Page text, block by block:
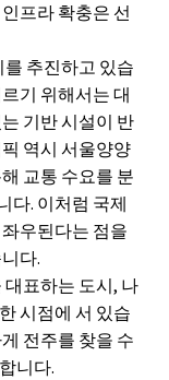
프라 확충은 선
추진하고 있습
기 위해서는 대
기반 시설이 반
역시 서울양양
교통 수요를 분
다. 이처럼 국제
우된다는 점을
다.
표하는 도시, 나
시점에 서 있습
전주를 찾을 수
니다.